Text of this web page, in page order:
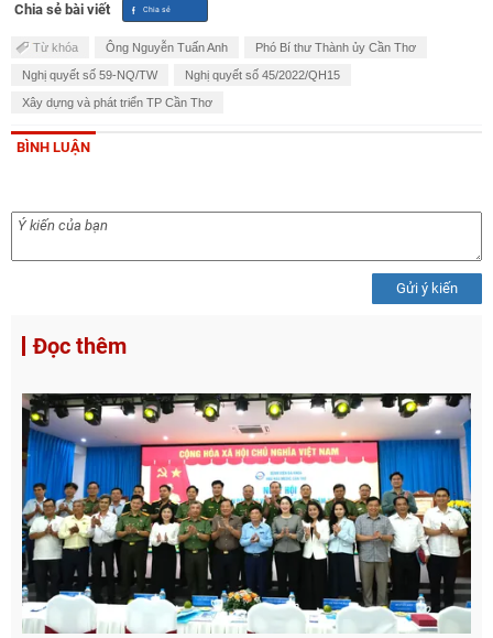
Chia sẻ bài viết
Từ khóa Ông Nguyễn Tuấn Anh Phó Bí thư Thành ủy Cần Thơ
Nghị quyết số 59-NQ/TW Nghị quyết số 45/2022/QH15
Xây dựng và phát triển TP Cần Thơ
BÌNH LUẬN
Gửi ý kiến
Đọc thêm